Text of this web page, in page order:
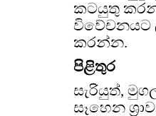
කටයුතු
විවේචනයට
කරන්න.
පිළිතුර
සැරියුත්,
සෑහෙන